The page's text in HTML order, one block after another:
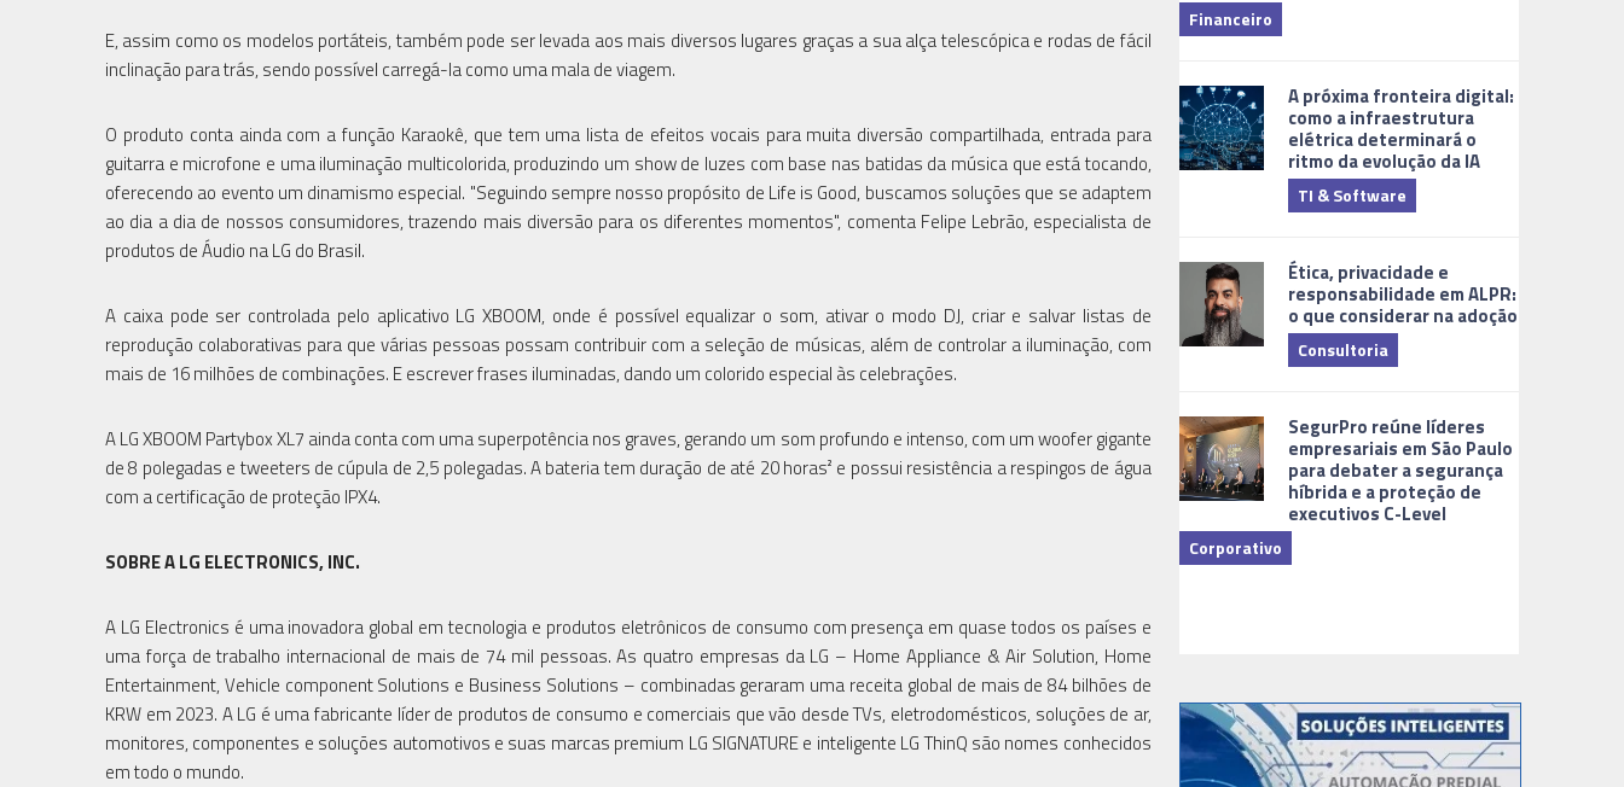
E, assim como os modelos portáteis, também pode ser levada aos mais diversos lugares graças a sua alça telescópica e rodas de fácil
inclinação para trás, sendo possível carregá-la como uma mala de viagem.
O produto conta ainda com a função Karaokê, que tem uma lista de efeitos vocais para muita diversão compartilhada, entrada para
guitarra e microfone e uma iluminação multicolorida, produzindo um show de luzes com base nas batidas da música que está tocando,
oferecendo ao evento um dinamismo especial. "Seguindo sempre nosso propósito de Life is Good, buscamos soluções que se adaptem
ao dia a dia de nossos consumidores, trazendo mais diversão para os diferentes momentos", comenta Felipe Lebrão, especialista de
produtos de Áudio na LG do Brasil.
A caixa pode ser controlada pelo aplicativo LG XBOOM, onde é possível equalizar o som, ativar o modo DJ, criar e salvar listas de
reprodução colaborativas para que várias pessoas possam contribuir com a seleção de músicas, além de controlar a iluminação, com
mais de 16 milhões de combinações. E escrever frases iluminadas, dando um colorido especial às celebrações.
A LG XBOOM Partybox XL7 ainda conta com uma superpotência nos graves, gerando um som profundo e intenso, com um woofer gigante
de 8 polegadas e tweeters de cúpula de 2,5 polegadas. A bateria tem duração de até 20 horas² e possui resistência a respingos de água
com a certificação de proteção IPX4.
SOBRE A LG ELECTRONICS, INC.
A LG Electronics é uma inovadora global em tecnologia e produtos eletrônicos de consumo com presença em quase todos os países e
uma força de trabalho internacional de mais de 74 mil pessoas. As quatro empresas da LG – Home Appliance & Air Solution, Home
Entertainment, Vehicle component Solutions e Business Solutions – combinadas geraram uma receita global de mais de 84 bilhões de
KRW em 2023. A LG é uma fabricante líder de produtos de consumo e comerciais que vão desde TVs, eletrodomésticos, soluções de ar,
monitores, componentes e soluções automotivos e suas marcas premium LG SIGNATURE e inteligente LG ThinQ são nomes conhecidos
em todo o mundo.
Financeiro
A próxima fronteira digital:
como a infraestrutura
elétrica determinará o
ritmo da evolução da IA
TI & Software
Ética, privacidade e
responsabilidade em ALPR:
o que considerar na adoção
Consultoria
SegurPro reúne líderes
empresariais em São Paulo
para debater a segurança
híbrida e a proteção de
executivos C-Level
Corporativo